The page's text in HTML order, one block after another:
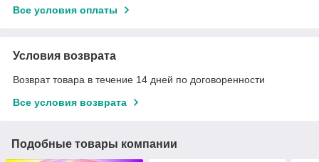
Все условия оплаты
Условия возврата
Возврат товара в течение 14 дней по договоренности
Все условия возврата
Подобные товары компании